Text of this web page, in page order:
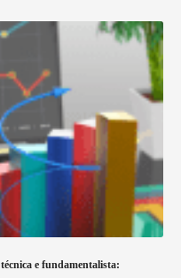
e fundamentalista: